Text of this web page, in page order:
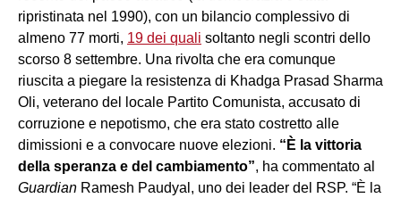
ripristinata nel 1990), con un bilancio complessivo di
almeno 77 morti, 19 dei quali soltanto negli scontri dello
scorso 8 settembre. Una rivolta che era comunque
riuscita a piegare la resistenza di Khadga Prasad Sharma
Oli, veterano del locale Partito Comunista, accusato di
corruzione e nepotismo, che era stato costretto alle
dimissioni e a convocare nuove elezioni. “È la vittoria
della speranza e del cambiamento”, ha commentato al
Guardian Ramesh Paudyal, uno dei leader del RSP. “È la